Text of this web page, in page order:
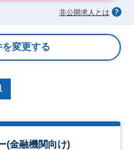
非公開求人とは
変更する
(金融機関向け)